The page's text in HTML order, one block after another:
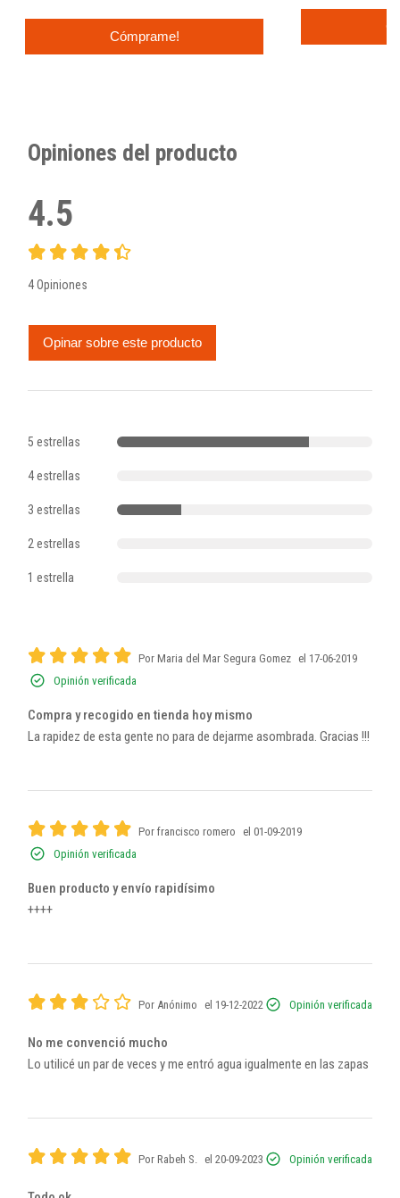
Cómprame!
Opiniones del producto
4.5
4 Opiniones
Opinar sobre este producto
5 estrellas
4 estrellas
3 estrellas
2 estrellas
1 estrella
Por Maria del Mar Segura Gomez el 17-06-2019
Opinión verificada
Compra y recogido en tienda hoy mismo
La rapidez de esta gente no para de dejarme asombrada. Gracias !!!
Por francisco romero el 01-09-2019
Opinión verificada
Buen producto y envío rapidísimo
++++
Por Anónimo el 19-12-2022 Opinión verificada
No me convenció mucho
Lo utilicé un par de veces y me entró agua igualmente en las zapas
Por Rabeh S. el 20-09-2023 Opinión verificada